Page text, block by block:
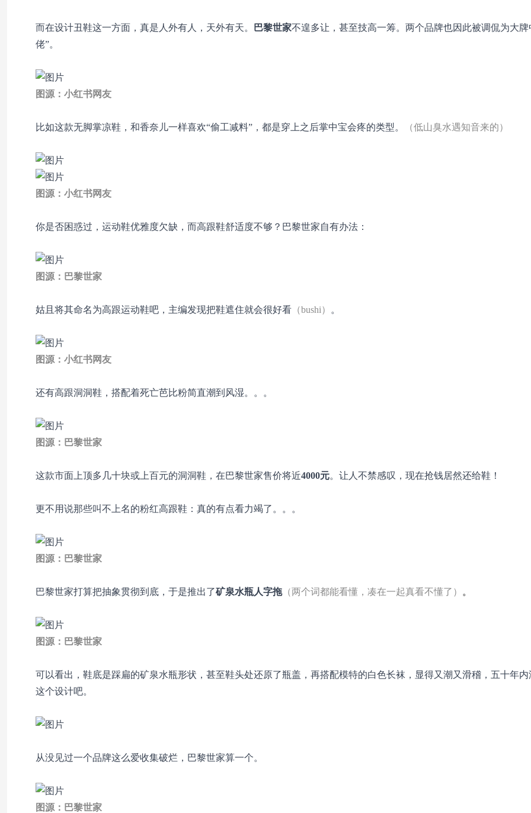
而在设计丑鞋这一方面，真是人外有人，天外有天。 巴黎世家不遑多让，甚至技高一筹。两个品牌也因此被调侃为大牌
佬”。
图源：小红书网友
比如这款无脚掌凉鞋，和香奈儿一样喜欢“偷工减料”，都是穿上之后掌中宝会疼的类型。 （低山臭水遇知音来的）
图源：小红书网友
你是否困惑过，运动鞋优雅度欠缺，而高跟鞋舒适度不够？巴黎世家自有办法：
图源：巴黎世家
姑且将其命名为高跟运动鞋吧，主编发现把鞋遮住就会很好看 （bushi） 。
图源：小红书网友
还有高跟洞洞鞋，搭配着死亡芭比粉简直潮到风湿。。。
图源：巴黎世家
这款市面上顶多几十块或上百元的洞洞鞋，在巴黎世家售价将近4000元。让人不禁感叹，现在抢钱居然还给鞋！
更不用说那些叫不上名的粉红高跟鞋：真的有点看力竭了。。。
图源：巴黎世家
巴黎世家打算把抽象贯彻到底，于是推出了矿泉水瓶人字拖（两个词都能看懂，凑在一起真看不懂了） 。
图源：巴黎世家
可以看出，鞋底是踩扁的矿泉水瓶形状，甚至鞋头处还原了瓶盖，再搭配模特的白色长袜，显得又潮又滑稽，五十年内
这个设计吧。
从没见过一个品牌这么爱收集破烂，巴黎世家算一个。
图源：巴黎世家